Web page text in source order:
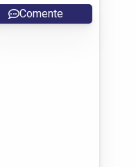
Comente